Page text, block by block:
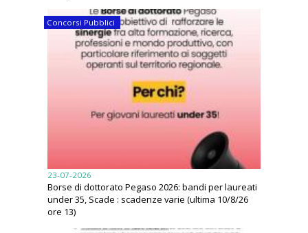
Concorsi Pubblici
23-07-2026
Borse di dottorato Pegaso 2026: bandi per laureati
under 35, Scade : scadenze varie (ultima 10/8/26
ore 13)